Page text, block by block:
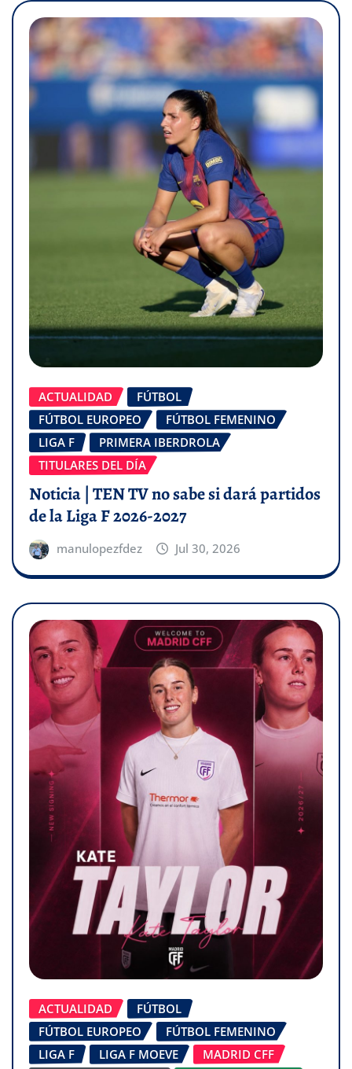
ACTUALIDAD
FÚTBOL
FÚTBOL EUROPEO
FÚTBOL FEMENINO
LIGA F
PRIMERA IBERDROLA
TITULARES DEL DÍA
Noticia | TEN TV no sabe si dará partidos
de la Liga F 2026-2027
manulopezfdez Jul 30, 2026
ACTUALIDAD
FÚTBOL
FÚTBOL EUROPEO
FÚTBOL FEMENINO
LIGA F
LIGA F MOEVE
MADRID CFF